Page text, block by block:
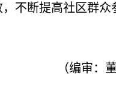
不断提高社区群
（编审：